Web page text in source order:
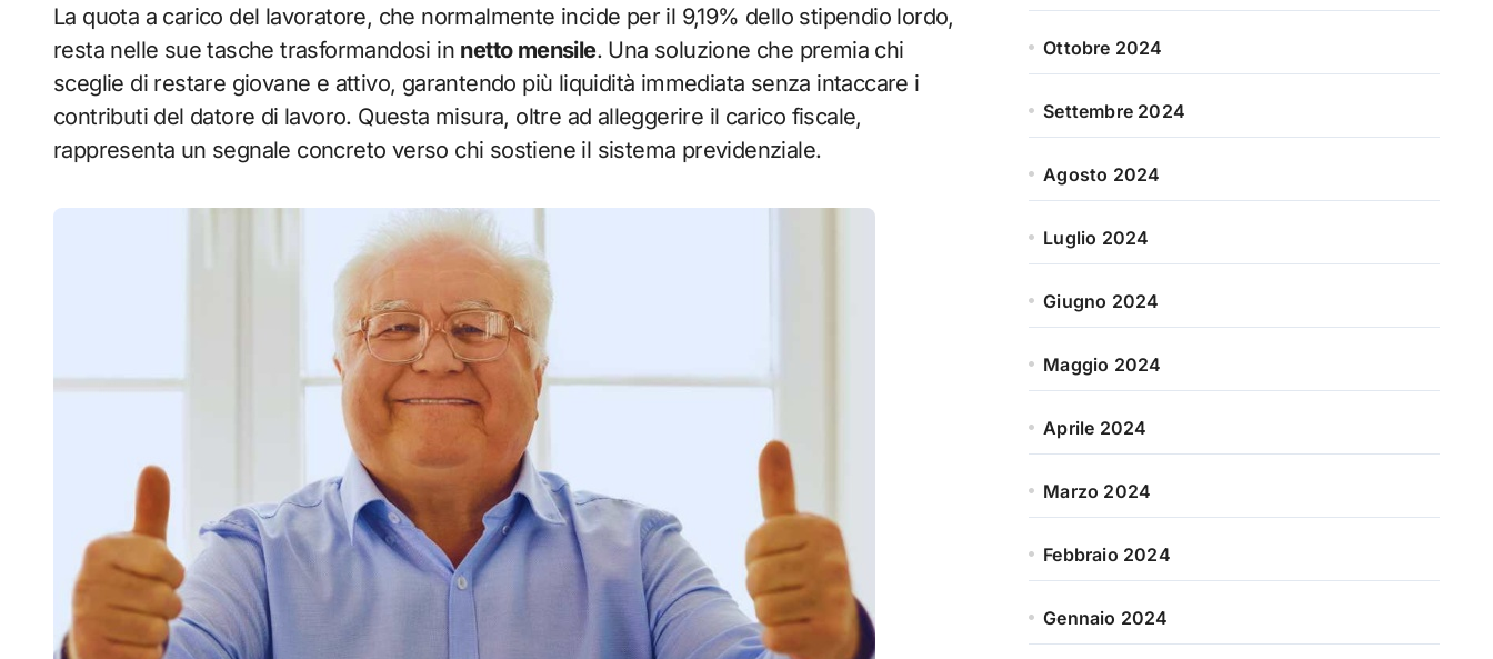
La quota a carico del lavoratore, che normalmente incide per il 9,19% dello stipendio lordo,
resta nelle sue tasche trasformandosi in netto mensile. Una soluzione che premia chi
sceglie di restare giovane e attivo, garantendo più liquidità immediata senza intaccare i
contributi del datore di lavoro. Questa misura, oltre ad alleggerire il carico fiscale,
rappresenta un segnale concreto verso chi sostiene il sistema previdenziale.
Ottobre 2024
Settembre 2024
Agosto 2024
Luglio 2024
Giugno 2024
Maggio 2024
Aprile 2024
Marzo 2024
Febbraio 2024
Gennaio 2024